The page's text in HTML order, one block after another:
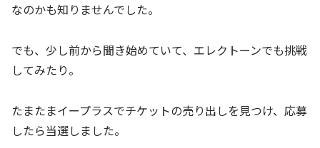
なのかも知りませんでした。
でも、少し前から聞き始めていて、エレクトーンでも挑戦
してみたり。
たまたまイープラスでチケットの売り出しを見つけ、応募
したら当選しました。